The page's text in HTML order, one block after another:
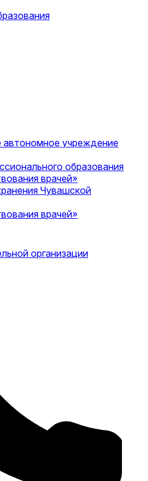
автономное учреждение
образования
врачей»
Чувашской
врачей»
организации